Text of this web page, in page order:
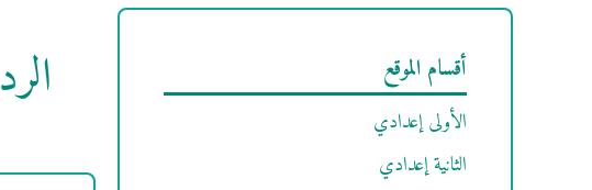
أقسام الموقع
الأولى إعدادي
الثانية إعدادي